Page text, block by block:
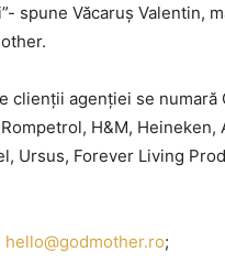
spune Văcaruș Valentin,
clienții agenției se numară
H&M, Heineken,
Ursus, Forever Living
hello@godmother.ro;